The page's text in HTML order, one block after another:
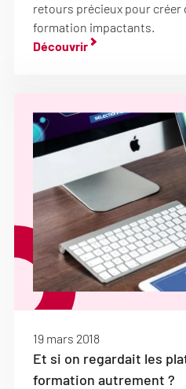
retours précieux pour créer
formation impactants.
Découvrir
19 mars 2018
Et si on regardait les
formation autrement ?